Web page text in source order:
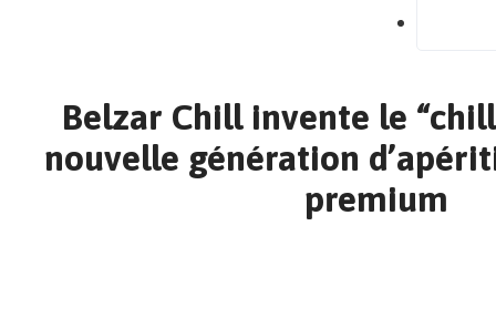
Belzar Chill invente le
nouvelle génération
premium